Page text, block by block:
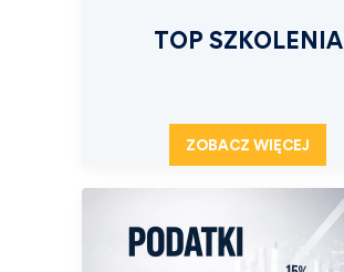
TOP SZKOLENIA
ZOBACZ WIĘCEJ